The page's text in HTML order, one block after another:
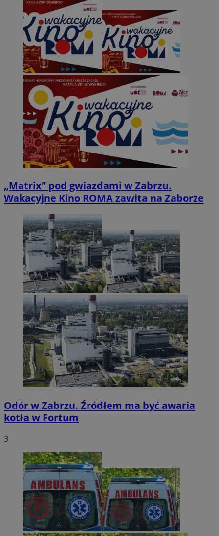
„Matrix” pod gwiazdami w Zabrzu.
Wakacyjne Kino ROMA zawita na Zaborze
Odór w Zabrzu. Źródłem ma być awaria
kotła w Fortum
3